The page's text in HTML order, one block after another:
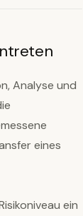
Analyse und
eines
ein